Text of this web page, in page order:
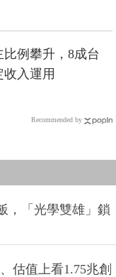
例攀升，8成台
入運用
Recommended by
，「光學雙雄」鎖
估值上看1.75兆創